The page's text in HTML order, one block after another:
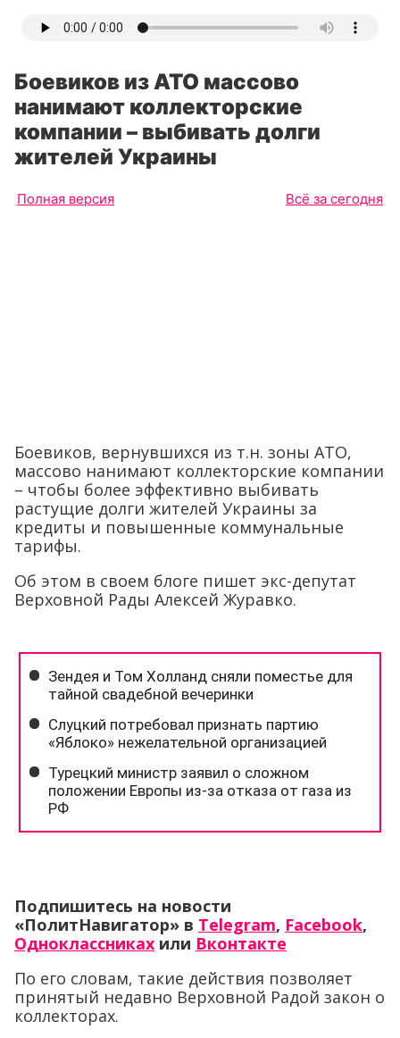
Боевиков из АТО массово
нанимают коллекторские
компании – выбивать долги
жителей Украины
Полная версия Всё за сегодня
Боевиков, вернувшихся из т.н. зоны АТО,
массово нанимают коллекторские компании
– чтобы более эффективно выбивать
растущие долги жителей Украины за
кредиты и повышенные коммунальные
тарифы.
Об этом в своем блоге пишет экс-депутат
Верховной Рады Алексей Журавко.
Подпишитесь на новости
«ПолитНавигатор» в Telegram, Facebook,
Одноклассниках или Вконтакте
По его словам, такие действия позволяет
принятый недавно Верховной Радой закон о
коллекторах.